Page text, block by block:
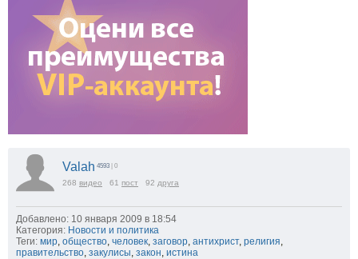
Valah 4593 | 0
268 видео 61 пост 92 друга
Добавлено: 10 января 2009 в 18:54
Категория: Новости и политика
Теги: мир общество человек заговор антихрист, религия
правительство закулисы закон истина